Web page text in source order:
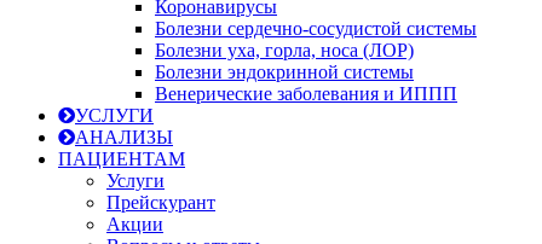
Коронавирусы
Болезни сердечно-сосудистой системы
Болезни уха, горла, носа (ЛОР)
Болезни эндокринной системы
Венерические заболевания и ИППП
УСЛУГИ
АНАЛИЗЫ
ПАЦИЕНТАМ
Услуги
Прейскурант
Акции